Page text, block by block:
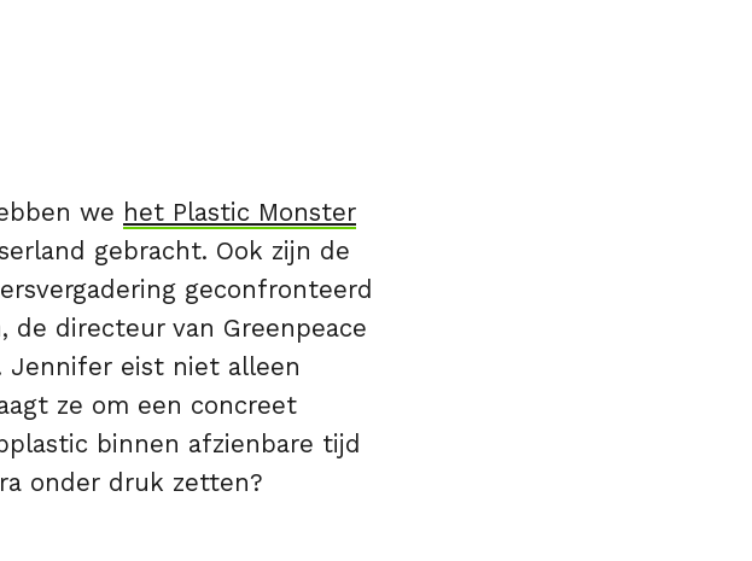
we het Plastic Monster
gebracht. Ook zijn de
geconfronteerd
de directeur van Greenpeace
Jennifer eist niet alleen
ze om een concreet
binnen afzienbare tijd
onder druk zetten?